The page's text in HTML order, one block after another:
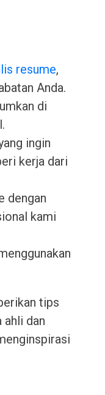
resume,
Anda.
di
ingin
kerja dari
dengan
kami
tips
ahli dan